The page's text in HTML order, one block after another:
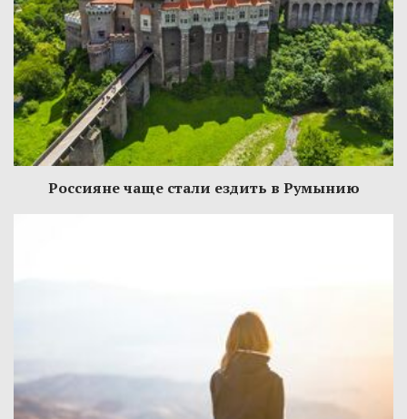
Россияне чаще стали ездить в Румынию